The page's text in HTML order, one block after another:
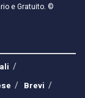
e Gratuito. ©
Brevi